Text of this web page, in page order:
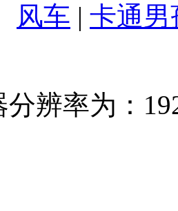
风车 | 卡通男
辨率为：